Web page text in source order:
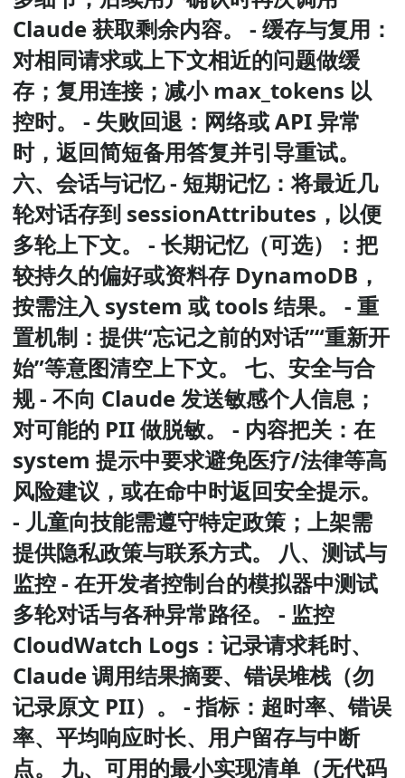
Claude 获取剩余内容。 - 缓存与复用：
对相同请求或上下文相近的问题做缓
存；复用连接；减小 max_tokens 以
控时。 - 失败回退：网络或 API 异常
时，返回简短备用答复并引导重试。
六、会话与记忆 - 短期记忆：将最近几
轮对话存到 sessionAttributes，以便
多轮上下文。 - 长期记忆（可选）：把
较持久的偏好或资料存 DynamoDB，
按需注入 system 或 tools 结果。 - 重
置机制：提供“忘记之前的对话”“重新开
始”等意图清空上下文。 七、安全与合
规 - 不向 Claude 发送敏感个人信息；
对可能的 PII 做脱敏。 - 内容把关：在
system 提示中要求避免医疗/法律等高
风险建议，或在命中时返回安全提示。
- 儿童向技能需遵守特定政策；上架需
提供隐私政策与联系方式。 八、测试与
监控 - 在开发者控制台的模拟器中测试
多轮对话与各种异常路径。 - 监控
CloudWatch Logs：记录请求耗时、
Claude 调用结果摘要、错误堆栈（勿
记录原文 PII）。 - 指标：超时率、错误
率、平均响应时长、用户留存与中断
点。 九、可用的最小实现清单（无代码